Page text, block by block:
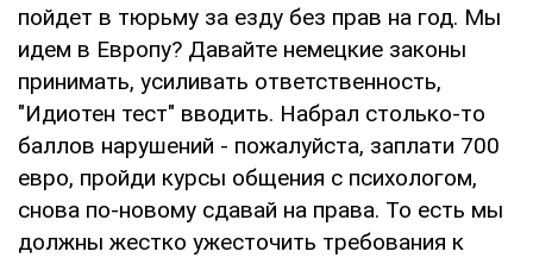
пойдет в тюрьму за езду без прав на год. Мы
идем в Европу? Давайте немецкие законы
принимать, усиливать ответственность,
"Идиотен тест" вводить. Набрал столько-то
баллов нарушений - пожалуйста, заплати 700
евро, пройди курсы общения с психологом,
снова по-новому сдавай на права. То есть мы
должны жестко ужесточить требования к